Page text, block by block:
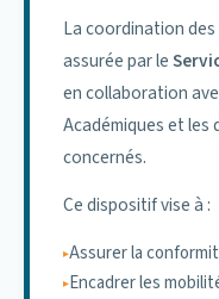
Le Service des
coordination
l'accompagnement
Impact
Amélioration de
Développement
interculturelles et
et aux quotas
l'effectif global.
Mobilités
En complément
Échange
d'étudiants
La coordination
assurée par le
en collaboration
Académiques et
concernés.
Ce dispositif vise à :
Assurer la
Encadrer les